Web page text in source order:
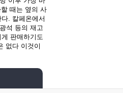
때는 옆의 사
. 칼페온에서
석 등의 재고
판매하기도
없다 이것이